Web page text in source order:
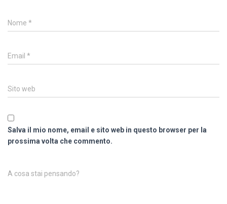
Nome *
Email *
Sito web
Salva il mio nome, email e sito web in questo browser per la
prossima volta che commento.
A cosa stai pensando?